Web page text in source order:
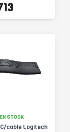
EN STOCK
cable Logitech